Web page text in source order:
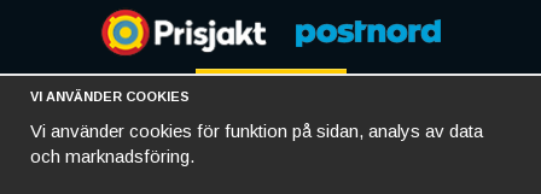
VI ANVÄNDER COOKIES
Vi använder cookies för funktion på sidan, analys av data
och marknadsföring.